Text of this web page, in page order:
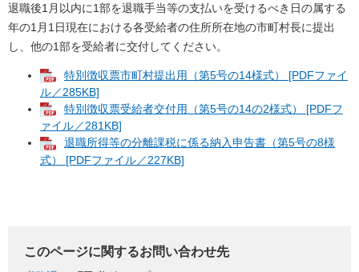
退職後1月以内に1部を退職手当等の支払いを受けるべき日の属する
年の1月1日現在における各受給者の住所所在地の市町村長に提出
し、他の1部を受給者に交付してください。
特別徴収票市町村提出用（第5号の14様式） [PDFファイ
ル／285KB]
特別徴収票受給者交付用（第5号の14の2様式） [PDFフ
ァイル／281KB]
退職所得等の分離課税に係る納入申告書（第5号の8様
式） [PDFファイル／227KB]
このページに関するお問い合わせ先